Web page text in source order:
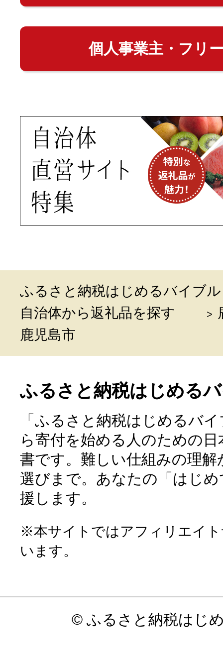
個人事業主・フリ
ふるさと納税はじめるバイブル
自治体から返礼品を探す
鹿児島市
ふるさと納税はじめる
「ふるさと納税はじめるバ
ら寄付を始める人のための
書です。難しい仕組みの理
選びまで。あなたの「はじ
援します。
※本サイトではアフィリエイ
います。
© ふるさと納税はじ